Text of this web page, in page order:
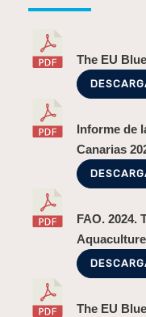
The EU
Informe de
Canarias
FAO. 2024.
The EU